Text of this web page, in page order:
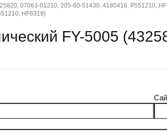
07063-01210, 205-60-51430, 4180416, P551210,
HF6319)
FY-5005